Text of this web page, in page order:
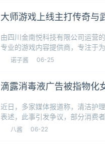
大师游戏上线主打传奇
由四川金南悦科技有限公司运营
专业的游戏内容提供商，专注于
以“玩诺子酱 06-25
滴露消毒液广告被指物化
近日，多家媒体报道称，清洁护
表述，此事引发争议，部分消费
发布在滴露微信
八酱 06-22